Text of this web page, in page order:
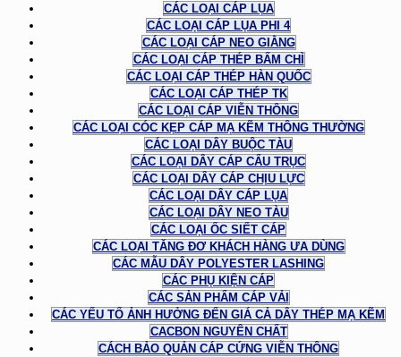
CÁC LOẠI CÁP LỤA
CÁC LOẠI CÁP LỤA PHI 4
CÁC LOẠI CÁP NEO GIẰNG
CÁC LOẠI CÁP THÉP BẤM CHÌ
CÁC LOẠI CÁP THÉP HÀN QUỐC
CÁC LOẠI CÁP THÉP TK
CÁC LOẠI CÁP VIỄN THÔNG
CÁC LOẠI CÓC KẸP CÁP MẠ KẼM THÔNG THƯỜNG
CÁC LOẠI DÂY BUỘC TÀU
CÁC LOẠI DÂY CÁP CẨU TRỤC
CÁC LOẠI DÂY CÁP CHỊU LỰC
CÁC LOẠI DÂY CÁP LỤA
CÁC LOẠI DÂY NEO TÀU
CÁC LOẠI ỐC SIẾT CÁP
CÁC LOẠI TĂNG ĐƠ KHÁCH HÀNG ƯA DÙNG
CÁC MẪU DÂY POLYESTER LASHING
CÁC PHỤ KIỆN CÁP
CÁC SẢN PHẨM CÁP VẢI
CÁC YẾU TỐ ẢNH HƯỞNG ĐẾN GIÁ CẢ DÂY THÉP MẠ KẼM
CACBON NGUYÊN CHẤT
CÁCH BẢO QUẢN CÁP CỨNG VIỄN THÔNG